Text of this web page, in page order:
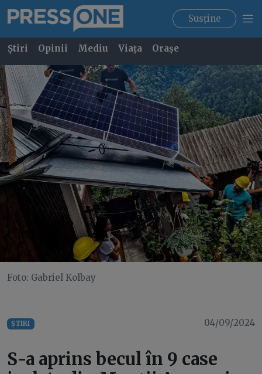
Susține
Știri Opinii Mediu Viața Orașe
Foto: Gabriel Kolbay
ȘTIRI 04/09/2024
S-a aprins becul în 9 case